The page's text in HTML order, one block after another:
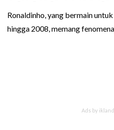
Ronaldinho, yang bermain
hingga 2008, memang